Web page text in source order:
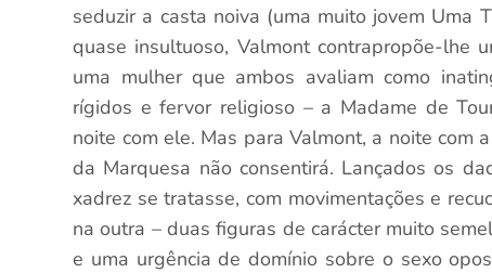
seduzir a casta noiva (uma muito jovem Uma
quase insultuoso, Valmont contrapropõe-lhe
uma mulher que ambos avaliam como
rígidos e fervor religioso – a Madame de
noite com ele. Mas para Valmont, a noite com
da Marquesa não consentirá. Lançados os
xadrez se tratasse, com movimentações e
na outra – duas figuras de carácter muito
e uma urgência de domínio sobre o sexo